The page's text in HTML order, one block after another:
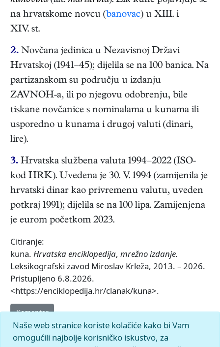
na hrvatskome novcu (banovac) u XIII. i
XIV. st.
2. Novčana jedinica u Nezavisnoj Državi
Hrvatskoj (1941–45); dijelila se na 100 banica. Na
partizanskom su području u izdanju
ZAVNOH-a, ili po njegovu odobrenju, bile
tiskane novčanice s nominalama u kunama ili
usporedno u kunama i drugoj valuti (dinari,
lire).
3. Hrvatska službena valuta 1994–2022 (ISO-
kod HRK). Uvedena je 30. V. 1994 (zamijenila je
hrvatski dinar kao privremenu valutu, uveden
potkraj 1991); dijelila se na 100 lipa. Zamijenjena
je eurom početkom 2023.
Citiranje:
kuna. Hrvatska enciklopedija, mrežno izdanje.
Leksikografski zavod Miroslav Krleža, 2013. – 2026.
Pristupljeno 6.8.2026.
<https://enciklopedija.hr/clanak/kuna>.
Komentar
Naše web stranice koriste kolačiće kako bi Vam
omogućili najbolje korisničko iskustvo, za